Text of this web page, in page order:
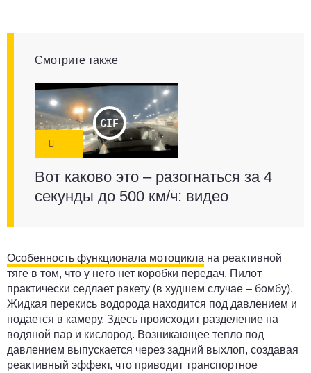
Смотрите также
Вот каково это – разогнаться за 4
секунды до 500 км/ч: видео
Особенность функционала мотоцикла на реактивной
тяге в том, что у него нет коробки передач. Пилот
практически седлает ракету (в худшем случае – бомбу).
Жидкая перекись водорода находится под давлением и
подается в камеру. Здесь происходит разделение на
водяной пар и кислород. Возникающее тепло под
давлением выпускается через задний выхлоп, создавая
реактивный эффект, что приводит транспортное